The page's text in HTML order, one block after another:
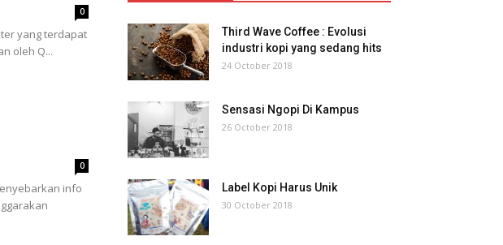
0
yang terdapat
oleh Q...
0
info
Third Wave Coffee : Evolusi
industri kopi yang sedang hits
24 October 2018
Sensasi Ngopi Di Kampus
26 October 2018
Label Kopi Harus Unik
30 October 2018